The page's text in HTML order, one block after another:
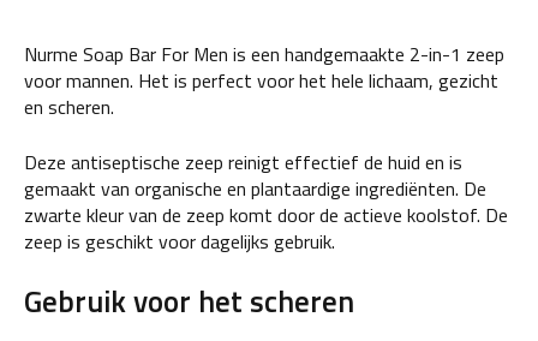
Nurme Soap Bar For Men is een handgemaakte 2-in-1 zeep
voor mannen. Het is perfect voor het hele lichaam, gezicht
en scheren.
Deze antiseptische zeep reinigt effectief de huid en is
gemaakt van organische en plantaardige ingrediënten. De
zwarte kleur van de zeep komt door de actieve koolstof. De
zeep is geschikt voor dagelijks gebruik.
Gebruik voor het scheren